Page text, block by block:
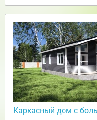
Каркасный дом с